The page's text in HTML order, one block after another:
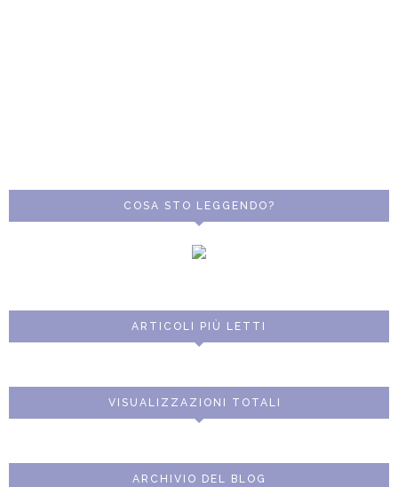
COSA STO LEGGENDO?
ARTICOLI PIÙ LETTI
VISUALIZZAZIONI TOTALI
ARCHIVIO DEL BLOG